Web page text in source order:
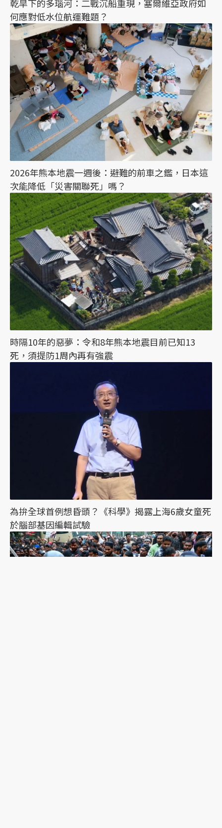
乾旱下的多瑙河：二戰沉船重現，塞爾維亞政府如
何應對低水位航運難題？
2026年熊本地震一週後：避難的前車之鑑，日本這
次能降低「災害關聯死」嗎？
時隔10年的惡夢：令和8年熊本地震目前已知13
死，須提防1周內再有強震
為拚全球首例想昏頭？《科學》揭露上海6歲女童死
於腦部基因編輯試驗